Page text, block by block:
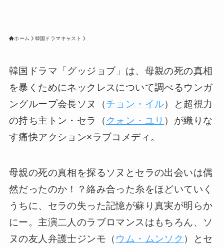
ホーム 韓国ドラマキャスト
韓国ドラマ「グッジョブ」は、母親の死の真相
を暴くためにネックレスについて調べるウンガ
ングループ会長ソヌ（チョン・イル）と超視力
の持ち主トン・セラ（ クォン・ユリ ）が織りな
す痛快アクション×ラブコメディ。
母親の死の真相を探るソヌとセラの出会いは偶
然だったのか！？絡み合った糸をほどいていく
うちに、セラの失った記憶が蘇り真実が明らか
にー。主演二人のラブロマンスはもちろん、ソ
ヌの友人弁護士ジンモ（ ウム・ムンソク ）とセ